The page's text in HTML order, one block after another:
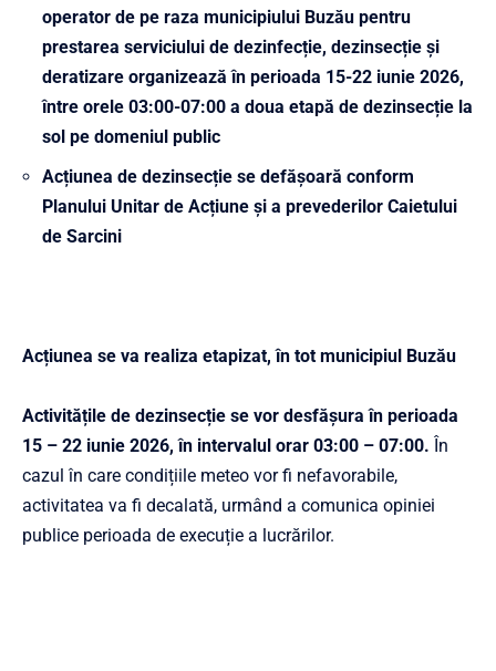
operator de pe raza municipiului Buzău pentru
prestarea serviciului de dezinfecție, dezinsecție și
deratizare organizează în perioada 15-22 iunie 2026,
între orele 03:00-07:00 a doua etapă de dezinsecție la
sol pe domeniul public
Acțiunea de dezinsecție se defășoară conform
Planului Unitar de Acțiune și a prevederilor Caietului
de Sarcini
Acțiunea se va realiza etapizat, în tot municipiul Buzău
Activitățile de dezinsecție se vor desfășura în perioada
15 – 22 iunie 2026, în intervalul orar 03:00 – 07:00. În
cazul în care condițiile meteo vor fi nefavorabile,
activitatea va fi decalată, urmând a comunica opiniei
publice perioada de execuție a lucrărilor.